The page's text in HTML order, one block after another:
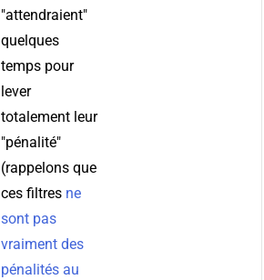
"attendraient"
quelques
temps pour
lever
totalement leur
"pénalité"
(rappelons que
ces filtres ne
sont pas
vraiment des
pénalités au